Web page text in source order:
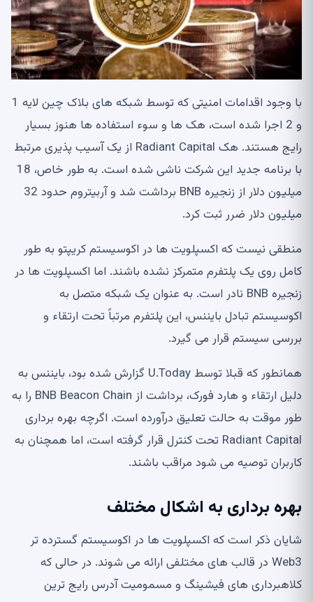
با وجود اقدامات امنیتی که توسط شبکه های بلاک چین لایه 1
و 2 اجرا شده است، هک ها و سوء استفاده ها هنوز بسیار
رایج هستند. هک Radiant Capital از یک آسیب پذیری مرتبط
با برنامه جدید این شرکت ناشی شده است. به طور خاص، 18
میلیون دلار از زنجیره BNB برداشت شد و آربیتروم حدود 32
میلیون دلار ضرر ثبت کرد.
منطقی نیست که اکسپلویت ها در اکوسیستم کریپتو به طور
کامل روی یک پلتفرم متمرکز نشده باشند. اما اکسپلویت ها در
زنجیره BNB نادر است. به عنوان یک شبکه متصل به
اکوسیستم تبادل بایننس، این پلتفرم مرتباً تحت ارتقاء و
بررسی سیستم قرار می گیرد.
همانطور که قبلا توسط U.Today گزارش شده بود، بایننس به
دلیل ارتقاء و هارد فورک، برداشت از BNB Beacon Chain را به
طور موقت به حالت تعلیق درآورده است. اگرچه بهره برداری
Radiant Capital تحت کنترل قرار گرفته است، اما همچنان به
کاربران توصیه می شود مراقب باشند.
بهره برداری به اشکال مختلف
شایان ذکر است که اکسپلویت ها در اکوسیستم گسترده تر
Web3 در قالب های مختلفی ارائه می شوند. در حالی که
کلاهبرداری های فیشینگ و مسمومیت آدرس رایج ترین